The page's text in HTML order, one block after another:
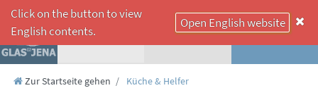
☰
Click on the button to view
English contents.
Open English website
Zur Startseite gehen
Küche & Helfer